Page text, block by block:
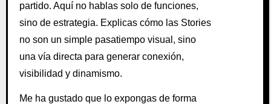
partido. Aquí no hablas solo de funciones,
sino de estrategia. Explicas cómo las Stories
no son un simple pasatiempo visual, sino
una vía directa para generar conexión,
visibilidad y dinamismo.
Me ha gustado que lo expongas de forma